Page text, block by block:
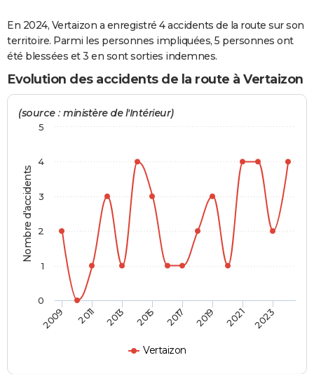
GUIDES D'ACHAT
BONS PLANS
Carte de Noël
Carte Bonne année
Carte Saint-Valentin
Carte Pâques
Carte d'anniversaire
DICTIONNAIRE
PROGRAMME TV
COPAINS D'AVANT
S'inscrire
Se connecter
Lycées
Collèges
Primaires
Universités
Entreprises
Service militaire
Avis de recherche
AVIS DE DÉCÈS
FORUM
Bricolage
Culture
Television
Voyage
En 2024, Vertaizon a enregistré 4 accidents de la route sur son
territoire. Parmi les personnes impliquées, 5 personnes ont
été blessées et 3 en sont sorties indemnes.
Evolution des accidents de la route à Vertaizon
Nombre d'accidents
(source : ministère de l'Intérieur)
Vertaizon
2009 2011 2013 2015 2017 2019 2021 2023
0
1
2
3
4
5